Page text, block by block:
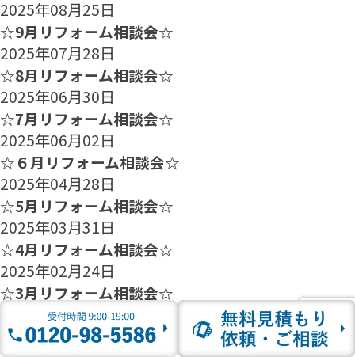
2025年08月25日
☆9月リフォーム相談会☆
2025年07月28日
☆8月リフォーム相談会☆
2025年06月30日
☆7月リフォーム相談会☆
2025年06月02日
☆６月リフォーム相談会☆
2025年04月28日
☆5月リフォーム相談会☆
2025年03月31日
☆4月リフォーム相談会☆
2025年02月24日
☆3月リフォーム相談会☆
2025年01月27日
☆2月のリフォーム相談会のご案内☆